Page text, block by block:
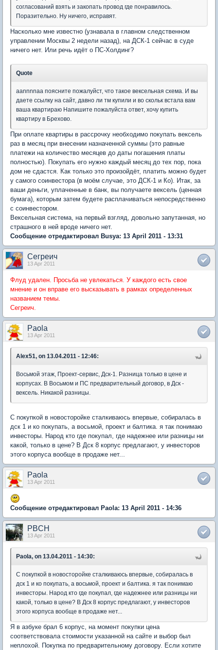
согласований взять и закопать провод где понравилось.
Поразительно. Ну ничего, исправят.
Насколько мне известно (узнавала в главном следственном
управлении Москвы 2 недели назад), на ДСК-1 сейчас в суде
ничего нет. Или речь идёт о ПС-Холдинг?
Quote
aannnnaa поясните пожалуйст, что такое вексельная схема. И вы
даете ссылку на сайт, давно ли тм купили и во скольк встала вам
ваша квартираю Напишите пожалуйста ответ, хочу купить
квартиру в Брехово.
При оплате квартиры в рассрочку необходимо покупать вексель
раз в месяц при внесении назначенной суммы (это равные
платежи на количество месяцев до даты погашения платы
полностью). Покупать его нужно каждый месяц до тех пор, пока
дом не сдастся. Как только это произойдёт, платить можно будет
у самого соинвестора (в моём случае, это ДСК-1 и Ко). Итак, за
ваши деньги, уплаченные в банк, вы получаете вексель (ценная
бумага), которым затем будете расплачиваться непосредственно
с соинвестором.
Вексельная система, на первый взгляд, довольно запутанная, но
страшного в ней вроде ничего нет.
Сообщение отредактировал Busya: 13 April 2011 - 13:31
Сегреич
13 Apr 2011
Флуд удален. Просьба не увлекаться. У каждого есть свое
мнение и он вправе его высказывать в рамках определенных
названием темы.
Сегреич.
Paola
13 Apr 2011
Alex51, on 13.04.2011 - 12:46:
Восьмой этаж, Проект-сервис, Дск-1. Разница только в цене и
корпусах. В Восьмом и ПС предварительный договор, в Дск -
вексель. Никакой разницы.
С покупкой в новосторойке сталкиваюсь впервые, собиралась в
дск 1 и ко покупать, а восьмой, проект и балтика. я так понимаю
инвесторы. Народ кто где покупал, где надежнее или разницы ни
какой, только в цене? В Дск 8 корпус предлагают, у инвесторов
этого корпуса вообще в продаже нет...
Paola
13 Apr 2011
Сообщение отредактировал Paola: 13 April 2011 - 14:36
PBCH
13 Apr 2011
Paola, on 13.04.2011 - 14:30:
С покупкой в новосторойке сталкиваюсь впервые, собиралась в
дск 1 и ко покупать, а восьмой, проект и балтика. я так понимаю
инвесторы. Народ кто где покупал, где надежнее или разницы ни
какой, только в цене? В Дск 8 корпус предлагают, у инвесторов
этого корпуса вообще в продаже нет...
Я в азбуке брал 6 корпус, на момент покупки цена
соответствовала стоимости указанной на сайте и выбор был
неплохой. Покупка по предварительному договору. Если хотите